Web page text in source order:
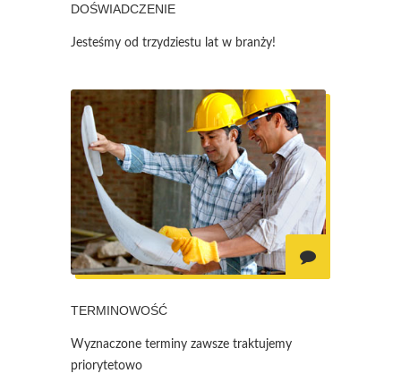
DOŚWIADCZENIE
Jesteśmy od trzydziestu lat w branży!
TERMINOWOŚĆ
Wyznaczone terminy zawsze traktujemy
priorytetowo